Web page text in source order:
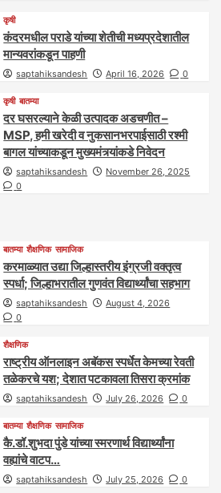
कृषी
कंदरमधील पराडे यांच्या शेतीची मध्यप्रदेशातील
मान्यवरांकडून पाहणी
saptahiksandesh April 16, 2026 0
कृषी बातम्या
दर घसरल्याने केळी उत्पादक अडचणीत –
MSP, हमी खरेदी व नुकसानभरपाईसाठी रश्मी
बागल यांच्याकडून मुख्यमंत्र्यांकडे निवेदन
saptahiksandesh
November 26, 2025
0
बातम्या शैक्षणिक सामाजिक
करमाळ्यात उद्या जिल्हास्तरीय इंग्रजी वक्तृत्व
स्पर्धा; जिल्हाभरातील गुणवंत विद्यार्थ्यांचा सहभाग
saptahiksandesh
August 4, 2026
0
शैक्षणिक
राष्ट्रीय ऑनलाइन अबॅकस स्पर्धेत केमच्या रेवती
तळेकरचे यश; देशात पटकावला तिसरा क्रमांक
saptahiksandesh July 26, 2026 0
बातम्या शैक्षणिक सामाजिक
कै.डॉ.शुभदा पुंडे यांच्या स्मरणार्थ विद्यार्थ्यांना
वह्यांचे वाटप…
saptahiksandesh July 25, 2026 0